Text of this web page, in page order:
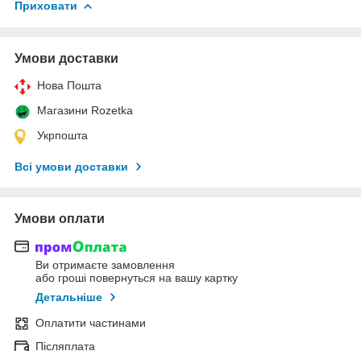
Приховати
Умови доставки
Нова Пошта
Магазини Rozetka
Укрпошта
Всі умови доставки
Умови оплати
Ви отримаєте замовлення
або гроші повернуться на вашу картку
Детальніше
Оплатити частинами
Післяплата